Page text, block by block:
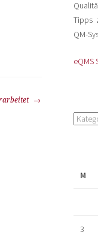
Tipps
QM-
eQMS
M
3